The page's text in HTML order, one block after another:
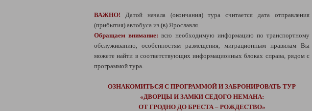
ВАЖНО! Датой начала (окончания) тура считается дата отправления
(прибытия) автобуса из (в) Ярославля.
Обращаем внимание: всю необходимую информацию по транспортному
обслуживанию, особенностям размещения, миграционным правилам Вы
можете найти в соответствующих информационных блоках справа, рядом с
программой тура.
ОЗНАКОМИТЬСЯ С ПРОГРАММОЙ И ЗАБРОНИРОВАТЬ ТУР
«ДВОРЦЫ И ЗАМКИ СЕДОГО НЕМАНА:
ОТ ГРОДНО ДО БРЕСТА – РОЖДЕСТВО»